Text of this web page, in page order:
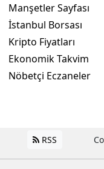
Manşetler Sayfası
İstanbul Borsası
Kripto Fiyatları
Ekonomik Takvim
Nöbetçi Eczaneler
RSS